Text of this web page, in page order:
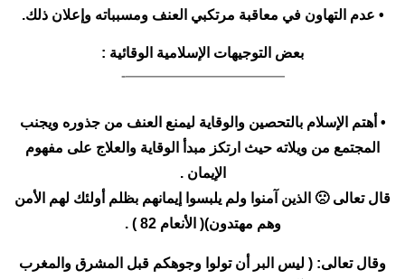
• عدم التهاون في معاقبة مرتكبي العنف ومسبباته وإعلان ذلك.
بعض التوجيهات الإسلامية الوقائية :
———————————-
• أهتم الإسلام بالتحصين والوقاية ليمنع العنف من جذوره ويجنب
المجتمع من ويلاته حيث ارتكز مبدأ الوقاية والعلاج على مفهوم
الإيمان .
قال تعالى 🙁 الذين آمنوا ولم يلبسوا إيمانهم بظلم أولئك لهم الأمن
وهم مهتدون)( الأنعام 82 ) .
وقال تعالى: ( ليس البر أن تولوا وجوهكم قبل المشرق والمغرب